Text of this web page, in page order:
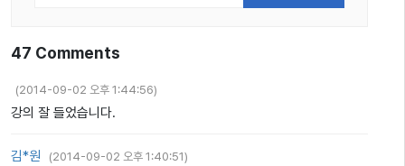
47 Comments
(2014-09-02 오후 1:44:56)
강의 잘 들었습니다.
김*원 (2014-09-02 오후 1:40:51)